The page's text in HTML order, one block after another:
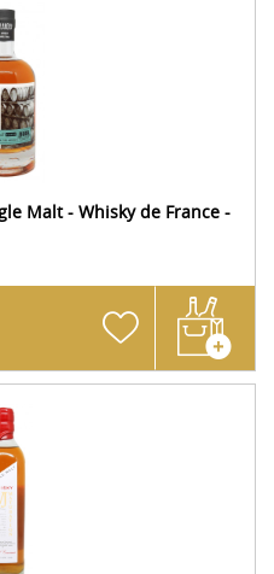
Malt - Whisky de France -